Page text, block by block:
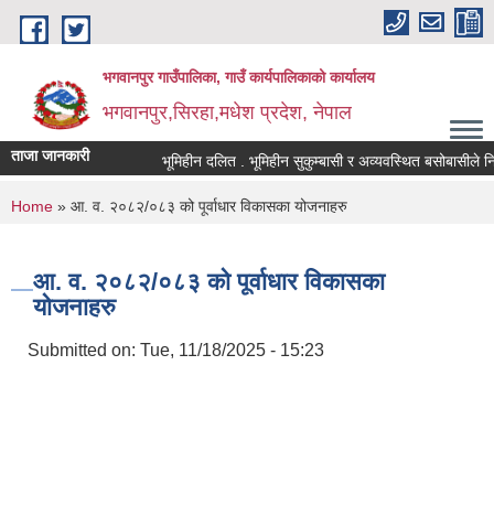
Skip to main content
भगवानपुर गाउँपालिका, गाउँ कार्यपालिकाको कार्यालय
भगवानपुर,सिरहा,मधेश प्रदेश, नेपाल
ताजा जानकारी भूमिहीन दलित . भूमिहीन सुकुम्बासी र अव्यवस्थित बसोबासीले
You are here
Home » आ. व. २०८२/०८३ को पूर्वाधार विकासका योजनाहरु
आ. व. २०८२/०८३ को पूर्वाधार विकासका
योजनाहरु
Submitted on: Tue, 11/18/2025 - 15:23